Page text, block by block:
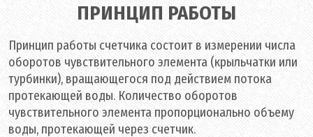
ПРИНЦИП РАБОТЫ
Принцип работы счетчика состоит в измерении числа
оборотов чувствительного элемента (крыльчатки или
турбинки), вращающегося под действием потока
протекающей воды. Количество оборотов
чувствительного элемента пропорционально объему
воды, протекающей через счетчик.